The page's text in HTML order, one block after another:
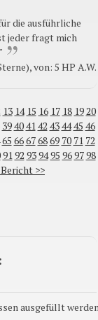
die ausführliche
jeder fragt mich
von: 5 HP A.W.
13 14 15 16 17 18 1920
39404142 434445 46
65 66676869 70 71 72
9192 939495 969798
>>
ausgefüllt